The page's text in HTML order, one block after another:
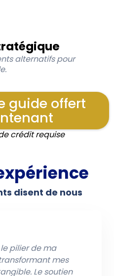
alternatifs pour
guide offert
crédit requise
disent de nous
pilier de ma
mes
Le soutien